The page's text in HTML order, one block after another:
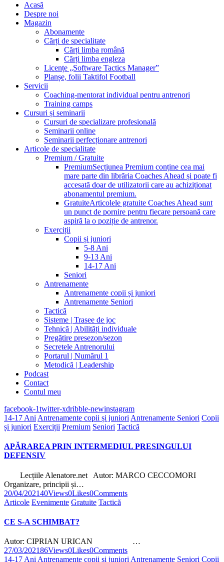
Acasă
Despre noi
Magazin
Abonamente
Cărți de specialitate
Cărți limba română
Cărți limba engleza
Licențe „Software Tactics Manager”
Planșe, folii Taktifol Football
Servicii
Coaching-mentorat individual pentru antrenori
Training camps
Cursuri și seminarii
Cursuri de specializare profesională
Seminarii online
Seminarii perfecționare antrenori
Articole de specialitate
Premium / Gratuite
PremiumSecțiunea Premium conține cea mai
mare parte din librăria Coaches Ahead și poate fi
accesată doar de utilizatorii care au achiziționat
abonamentul premium.
GratuiteArticolele gratuite Coaches Ahead sunt
un punct de pornire pentru fiecare persoană care
aspiră la o poziție de antrenor.
Exerciții
Copii și juniori
5-8 Ani
9-13 Ani
14-17 Ani
Seniori
Antrenamente
Antrenamente copii și juniori
Antrenamente Seniori
Tactică
Sisteme | Trasee de joc
Tehnică | Abilități individuale
Pregătire presezon/sezon
Secretele Antrenorului
Portarul | Numărul 1
Metodică | Leadership
Podcast
Contact
Contul meu
facebook-1twitter-xdribble-newinstagram
14-17 Ani Antrenamente copii și juniori Antrenamente Seniori Copii
și juniori Exerciții Premium Seniori Tactică
APĂRAREA PRIN INTERMEDIUL PRESINGULUI
DEFENSIV
Lecțiile Alenatore.net Autor: MARCO CECCOMORI
Organizare, principii și…
20/04/202140Views0Likes0Comments
Articole Evenimente Gratuite Tactică
CE S-A SCHIMBAT?
Autor: CIPRIAN URICAN …
27/03/202186Views0Likes0Comments
14-17 Ani Antrenamente copii și juniori Antrenamente Seniori Copii